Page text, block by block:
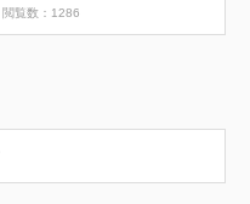
誇る果物
閲覧数：1286